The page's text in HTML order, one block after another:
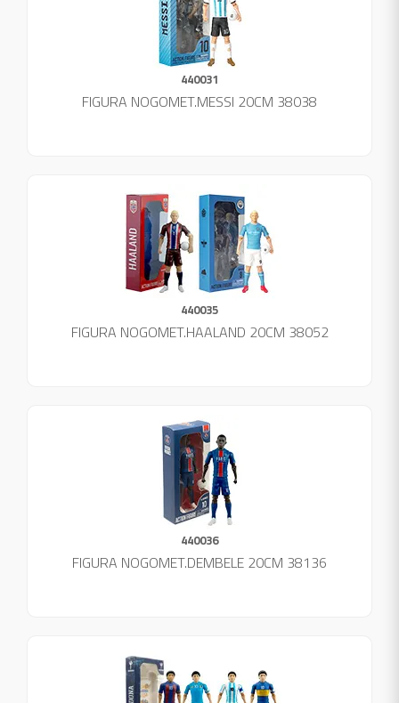
440031
FIGURA NOGOMET.MESSI 20CM 38038
440035
FIGURA NOGOMET.HAALAND 20CM 38052
440036
FIGURA NOGOMET.DEMBELE 20CM 38136